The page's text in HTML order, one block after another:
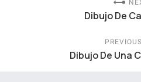
Dibujo De
PREVIOUS
Dibujo De Una